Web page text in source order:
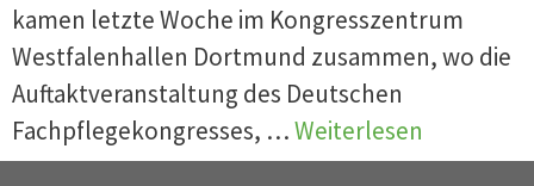
kamen letzte Woche im Kongresszentrum
Westfalenhallen Dortmund zusammen, wo die
Auftaktveranstaltung des Deutschen
Fachpflegekongresses, …Weiterlesen